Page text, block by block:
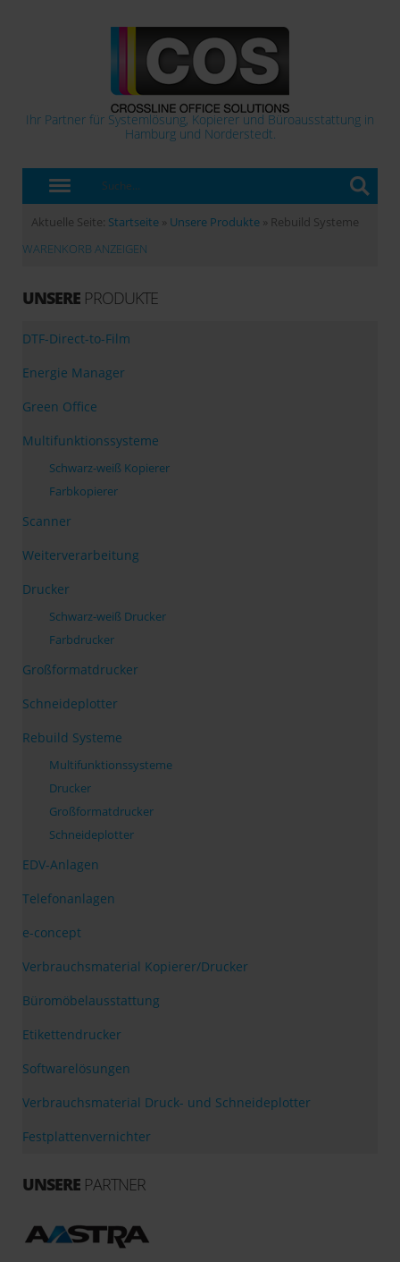
Ihr Partner für Systemlösung, Kopierer und Büroausstattung in
Hamburg und Norderstedt.
Aktuelle Seite: Startseite » Unsere Produkte » Rebuild Systeme
WARENKORB ANZEIGEN
UNSERE PRODUKTE
DTF-Direct-to-Film
Energie Manager
Green Office
Multifunktionssysteme
Schwarz-weiß Kopierer
Farbkopierer
Scanner
Weiterverarbeitung
Drucker
Schwarz-weiß Drucker
Farbdrucker
Großformatdrucker
Schneideplotter
Rebuild Systeme
Multifunktionssysteme
Drucker
Großformatdrucker
Schneideplotter
EDV-Anlagen
Telefonanlagen
e-concept
Verbrauchsmaterial Kopierer/Drucker
Büromöbelausstattung
Etikettendrucker
Softwarelösungen
Verbrauchsmaterial Druck- und Schneideplotter
Festplattenvernichter
UNSERE PARTNER